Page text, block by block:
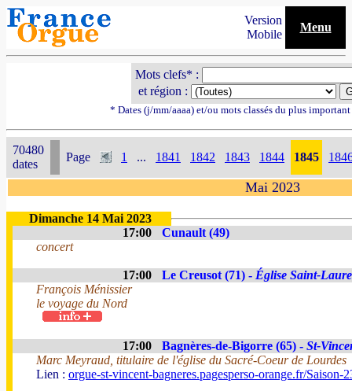
Version
Mobile
Menu
Mots clefs* :
et région :
* Dates (j/mm/aaaa) et/ou mots classés du plus
70480
dates
Page 1 ... 1841 1842 1843 1844 1845
Mai 2023
Dimanche 14 Mai 2023
17:00
Cunault (49)
concert
17:00 Le Creusot (71) - Église Saint-
François Ménissier
le voyage du Nord
17:00 Bagnères-de-Bigorre (65) - St-
Marc Meyraud, titulaire de l'église du Sacré-Coeur de Lourdes
Lien : orgue-st-vincent-bagneres.pagesperso-orange.fr/Saison-